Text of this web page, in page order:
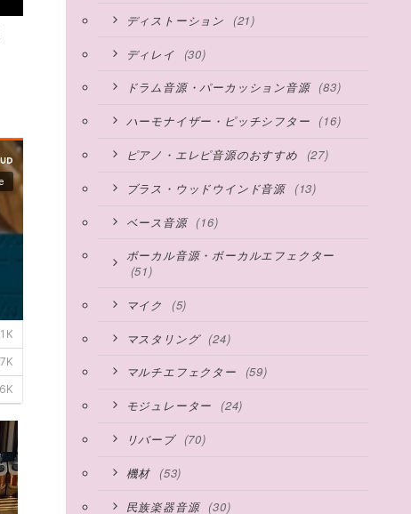
ディストーション (21)
ディレイ (30)
ドラム音源・パーカッション音源 (83)
ハーモナイザー・ピッチシフター (16)
ピアノ・エレピ音源のおすすめ (27)
ブラス・ウッドウインド音源 (13)
ベース音源 (16)
ボーカル音源・ボーカルエフェクター
(51)
マイク (5)
マスタリング (24)
マルチエフェクター (59)
モジュレーター (24)
リバーブ (70)
機材 (53)
民族楽器音源 (30)